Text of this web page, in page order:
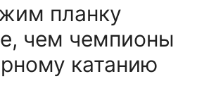
планку
чем чемпионы
катанию